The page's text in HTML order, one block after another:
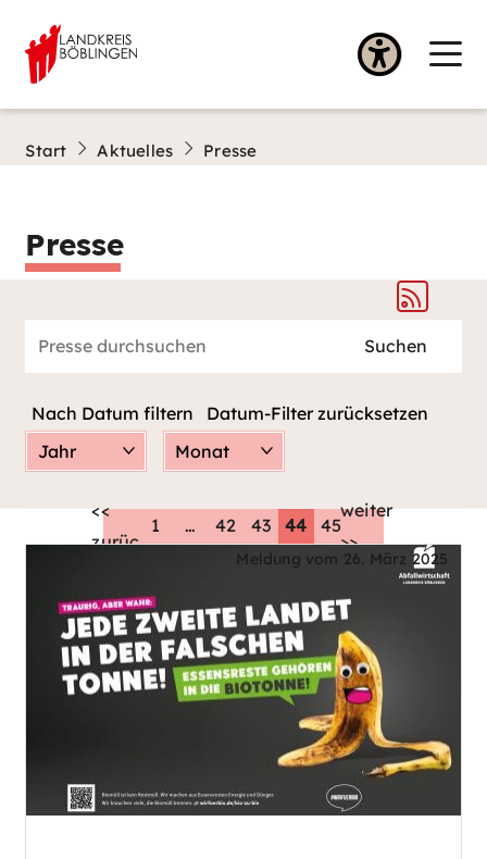
Start Aktuelles Presse
Presse
Nach Datum filtern Datum-Filter zurücksetzen
<<
zurück
1 … 42 43 44 45
weiter
>>
Meldung vom 26. März 2025